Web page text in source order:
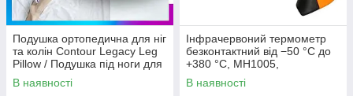
Подушка ортопедична для ніг
та колін Contour Legacy Leg
Pillow / Подушка під ноги для
сну
В наявності
Інфрачервоний термометр
безконтактний від −50 °C до
+380 °C, MH1005,
Помаранчевий / Цифровий
градусник / Лазерний
В наявності